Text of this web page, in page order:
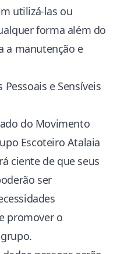
utilizá-las ou
forma além do
a manutenção e
e Sensíveis
do Movimento
Escoteiro Atalaia
ciente de que seus
ser
promover o